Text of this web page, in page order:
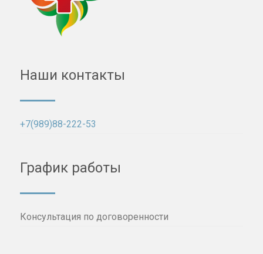
Наши контакты
+7(989)88-222-53
График работы
Консультация по договоренности